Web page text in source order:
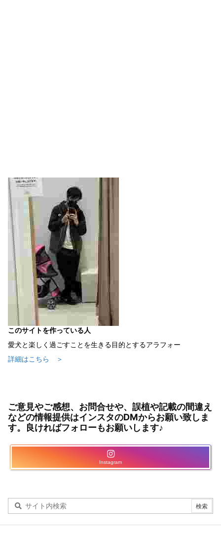
このサイトを作っている人
愛犬と楽しく過ごすことを生きる目的とするアラフォー
詳細はこちら ＞
ご意見やご感想、お問合せや、誤植や記載の間違え
などの情報提供はインスタのDMからお願い致しま
す。良ければフォローもお願いします♪
Instagram